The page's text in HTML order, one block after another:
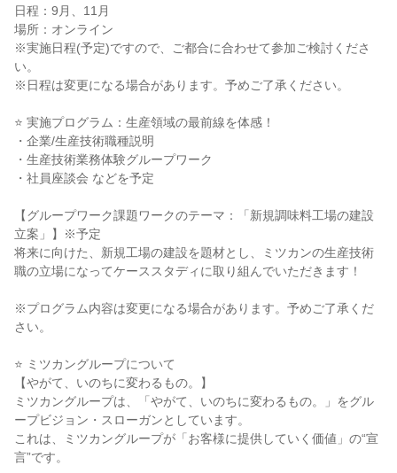
日程：9月、11月
場所：オンライン
※実施日程(予定)ですので、ご都合に合わせて参加ご検討くださ
い。
※日程は変更になる場合があります。予めご了承ください。
⭐ 実施プログラム：生産領域の最前線を体感！
・企業/生産技術職種説明
・生産技術業務体験グループワーク
・社員座談会 などを予定
【グループワーク課題ワークのテーマ：「新規調味料工場の建設
立案」】※予定
将来に向けた、新規工場の建設を題材とし、ミツカンの生産技術
職の立場になってケーススタディに取り組んでいただきます！
※プログラム内容は変更になる場合があります。予めご了承くだ
さい。
⭐ ミツカングループについて
【やがて、いのちに変わるもの。】
ミツカングループは、「やがて、いのちに変わるもの。」をグル
ープビジョン・スローガンとしています。
これは、ミツカングループが「お客様に提供していく価値」の“宣
言”です。